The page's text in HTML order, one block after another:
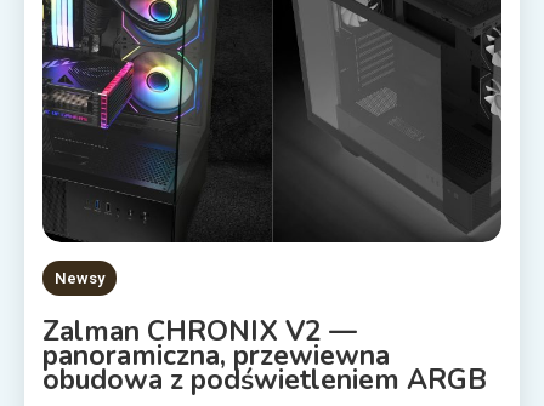
Newsy
Zalman CHRONIX V2 —
panoramiczna, przewiewna
obudowa z podświetleniem ARGB